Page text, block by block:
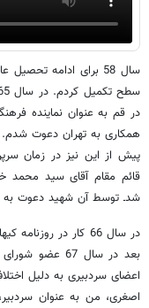
همکاری به تهران دعوت شدم.
پیش از این نیز در زمان
قائم مقام آقای سید محمد
شدـ توسط آن شهید دعوت به
در سال 66 کار در
بعد در سال 67
اعضای سردبیری به دلیل
اصغری، من به عنوان